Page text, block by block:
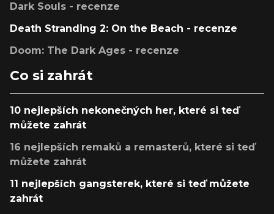
Dark Souls - recenze
Death Stranding 2: On the Beach - recenze
Doom: The Dark Ages - recenze
Co si zahrát
10 nejlepších nekonečných her, které si teď
můžete zahrát
16 nejlepších remaků a remasterů, které si teď
můžete zahrát
11 nejlepších gangsterek, které si teď můžete
zahrát